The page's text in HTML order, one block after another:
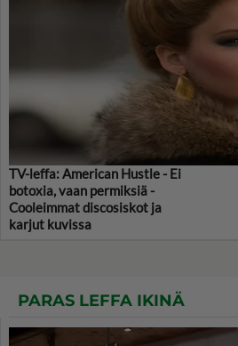
TV-leffa: American Hustle - Ei
botoxia, vaan permiksiä -
Cooleimmat discosiskot ja
karjut kuvissa
PARAS LEFFA IKINÄ